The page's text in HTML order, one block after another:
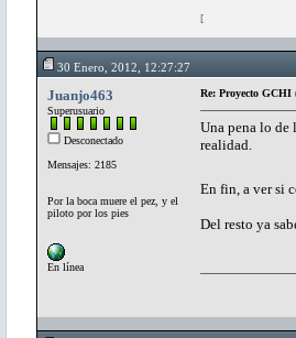
[
30 Enero, 2012, 12:27:27
Juanjo463
Superusuario
Desconectado
Mensajes: 2185
Por la boca muere el pez, y el
piloto por los pies
En línea
Re: Proyecto
Una pena lo de
realidad.
En fin, a ver si
Del resto ya